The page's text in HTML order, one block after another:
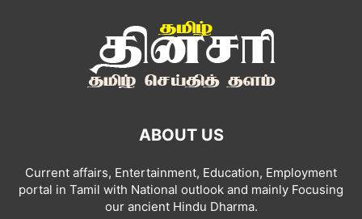
ABOUT US
Current affairs, Entertainment, Education, Employment
portal in Tamil with National outlook and mainly Focusing
our ancient Hindu Dharma.